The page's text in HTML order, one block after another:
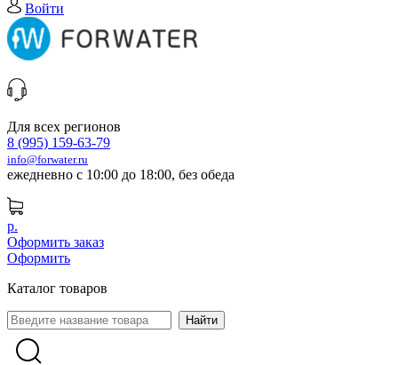
Войти
Для всех регионов
8 (995) 159-63-79
info@forwater.ru
ежедневно с 10:00 до 18:00, без обеда
р.
Оформить заказ
Оформить
Каталог товаров